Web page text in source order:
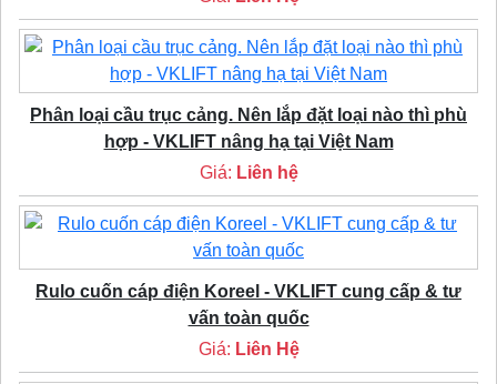
Phân loại cầu trục cảng. Nên lắp đặt loại nào thì phù
hợp - VKLIFT nâng hạ tại Việt Nam
Giá: Liên hệ
Rulo cuốn cáp điện Koreel - VKLIFT cung cấp & tư
vấn toàn quốc
Giá: Liên Hệ